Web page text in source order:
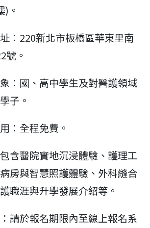
)。
址：220新北市板橋區華東里南
號。
象：國、高中學生及對醫護領域
子。
：全程免費。
含醫院實地沉浸體驗、護理工
房與智慧照護體驗、外科縫合
職涯與升學發展介紹等。
請於報名期限內至線上報名系